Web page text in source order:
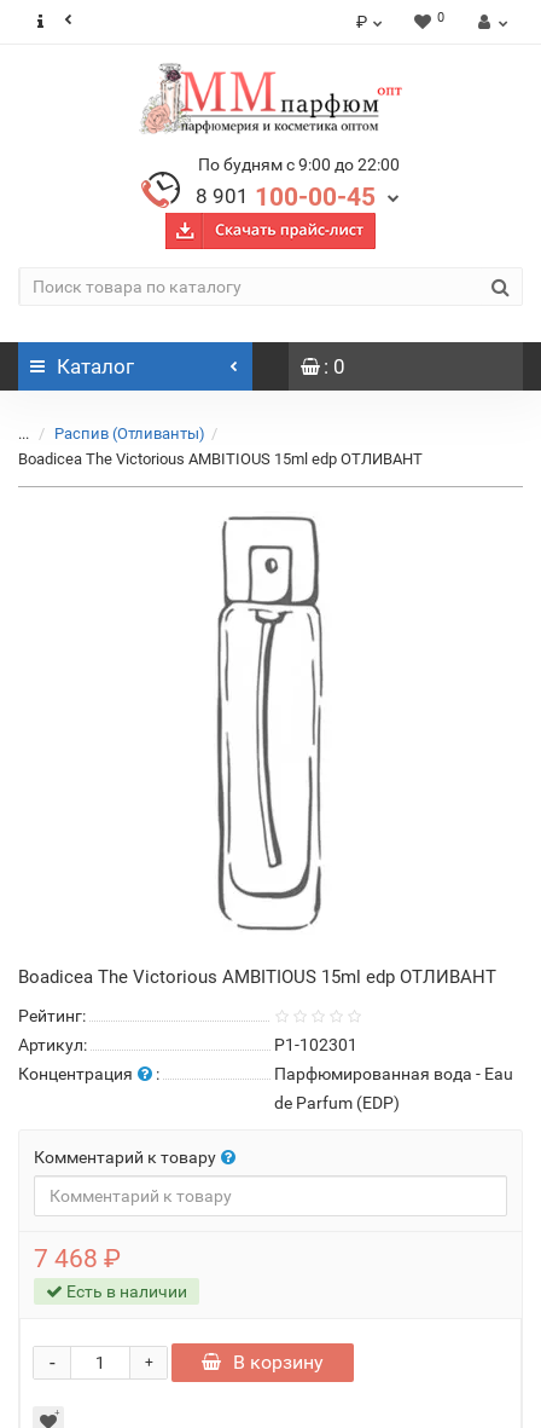
₽ 0
По будням с 9:00 до 22:00
8 901 100-00-45
Каталог : 0
...
Распив (Отливанты)
Boadicea The Victorious AMBITIOUS 15ml edp ОТЛИВАНТ
Boadicea The Victorious AMBITIOUS 15ml edp ОТЛИВАНТ
Рейтинг:
Артикул:
P1-102301
Концентрация
:
Парфюмированная вода - Eau
de Parfum (EDP)
Комментарий к товару
7 468 ₽
Есть в наличии
+
- В корзину